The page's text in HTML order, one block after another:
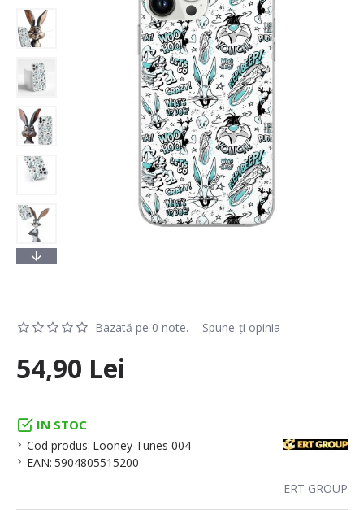
IN STOC
Cod produs: Looney Tunes 004
EAN: 5904805515200
ERT GROUP
Bazată pe 0 note. - Spune-ţi opinia
54,90 Lei